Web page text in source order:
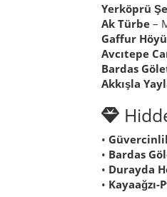
Yerköprü
Ak Türbe –
Gaffur
Avcıtepe
Bardas
Akkışla
•
• Bardas
• Durayda
• Kayaağzı-